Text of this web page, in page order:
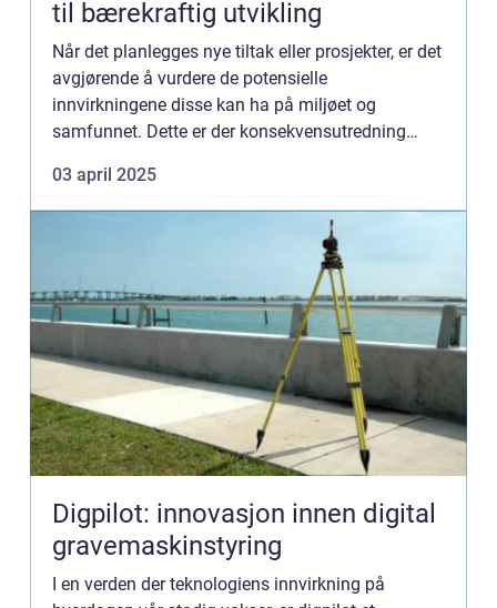
til bærekraftig utvikling
Når det planlegges nye tiltak eller prosjekter, er det
avgjørende å vurdere de potensielle
innvirkningene disse kan ha på miljøet og
samfunnet. Dette er der konsekvensutredning
03 april 2025
Digpilot: innovasjon innen digital
gravemaskinstyring
I en verden der teknologiens innvirkning på